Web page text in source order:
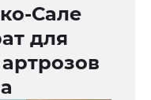
Сале
для